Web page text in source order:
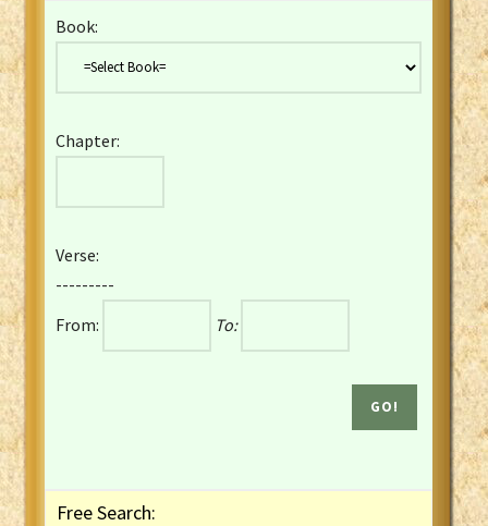
Czech Kralicka Bible
English YLT 1898 Bible
French Darby Bible
French Louis Segond Bible
Gaelic (Manx) Selections
Gaelic (Scottish) Mark
Book:
Chapter:
Verse:
---------
From:
To:
Free Search: